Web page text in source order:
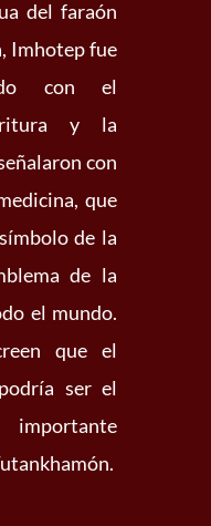
del faraón
Imhotep fue
con el
y la
con
que
de la
de la
el mundo.
que el
ser el